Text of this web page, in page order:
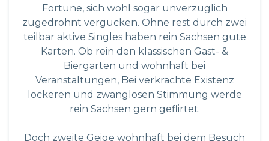
Fortune, sich wohl sogar unverzuglich
zugedrohnt vergucken. Ohne rest durch zwei
teilbar aktive Singles haben rein Sachsen gute
Karten. Ob rein den klassischen Gast- &
Biergarten und wohnhaft bei
Veranstaltungen, Bei verkrachte Existenz
lockeren und zwanglosen Stimmung werde
rein Sachsen gern geflirtet.
Doch zweite Geige wohnhaft bei dem Besuch